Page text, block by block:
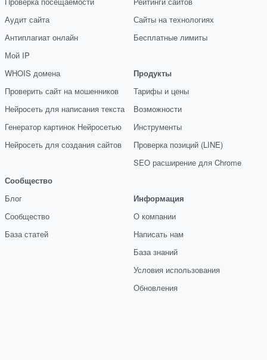
Аудит сайта
Антиплагиат онлайн
Мой IP
WHOIS домена
Проверить сайт на мошенников
Нейросеть для написания текста
Генератор картинок Нейросетью
Нейросеть для создания сайтов
Сообщество
Блог
Сообщество
База статей
Сайты на технологиях
Бесплатные лимиты
Продукты
Тарифы и цены
Возможности
Инструменты
Проверка позиций (LINE)
SEO расширение для Chrome
Информация
О компании
Написать нам
База знаний
Условия использования
Обновления